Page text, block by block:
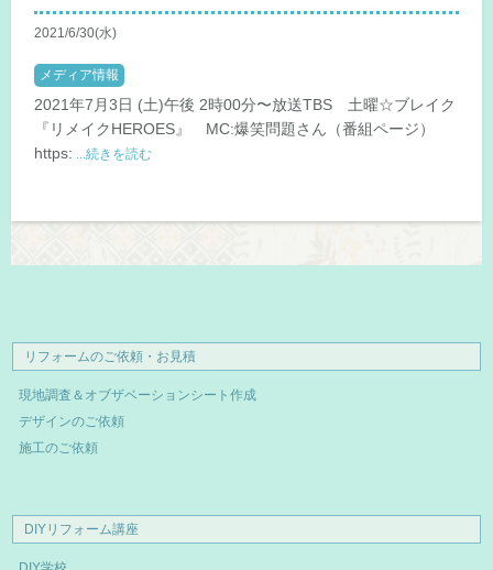
2021/6/30(水)
メディア情報
2021年7月3日 (土)午後 2時00分〜放送TBS 土曜☆ブレイク
『リメイクHEROES』 MC:爆笑問題さん（番組ページ）
https:
...続きを読む
リフォームのご依頼・お見積
現地調査＆オブザベーションシート作成
デザインのご依頼
施工のご依頼
DIYリフォーム講座